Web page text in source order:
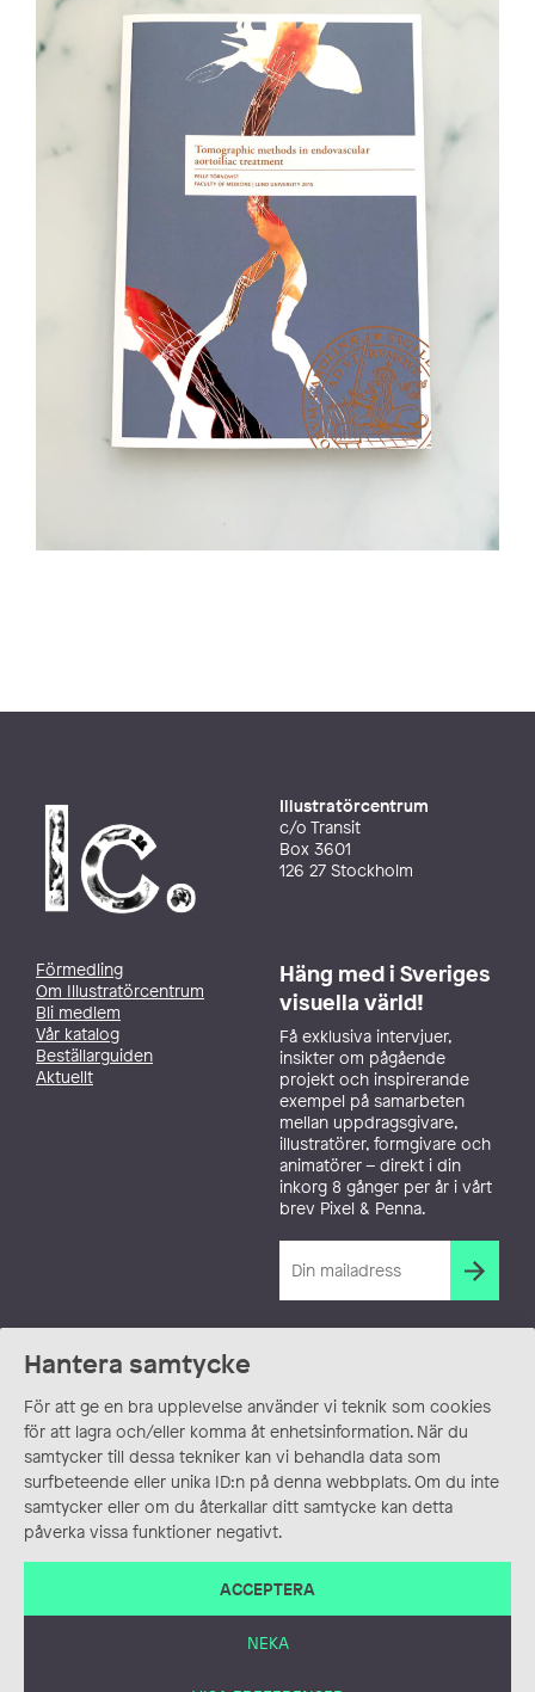
Hantera samtycke
För att ge en bra upplevelse använder vi teknik som cookies
för att lagra och/eller komma åt enhetsinformation. När du
samtycker till dessa tekniker kan vi behandla data som
surfbeteende eller unika ID:n på denna webbplats. Om du inte
samtycker eller om du återkallar ditt samtycke kan detta
påverka vissa funktioner negativt.
ACCEPTERA
NEKA
Illustratörcentrum
c/o Transit
Box 3601
126 27 Stockholm
Förmedling
Om Illustratörcentrum
Bli medlem
Vår katalog
Beställarguiden
Aktuellt
Häng med i Sveriges
visuella värld!
Få exklusiva intervjuer,
insikter om pågående
projekt och inspirerande
exempel på samarbeten
mellan uppdragsgivare,
illustratörer, formgivare och
animatörer – direkt i din
inkorg 8 gånger per år i vårt
brev Pixel & Penna.